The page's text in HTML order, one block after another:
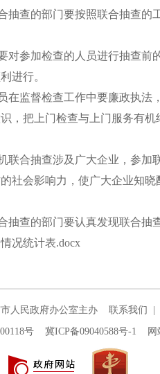
抽查的部门要按照联合抽查的
对参加检查的人员进行抽查前
进行。
在监督检查工作中要廉政执法
，把上门检查与上门服务有
联合抽查涉及广大企业，参加
社会影响力，使广大企业知
抽查的部门要认真发现联合抽
况统计表.docx
人民政府办公室主办 联系我们
号 冀ICP备09040588号-1 网